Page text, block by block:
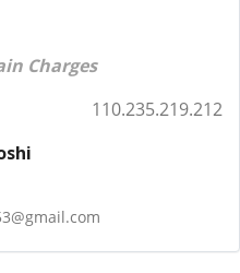
Charges
110.235.219.212